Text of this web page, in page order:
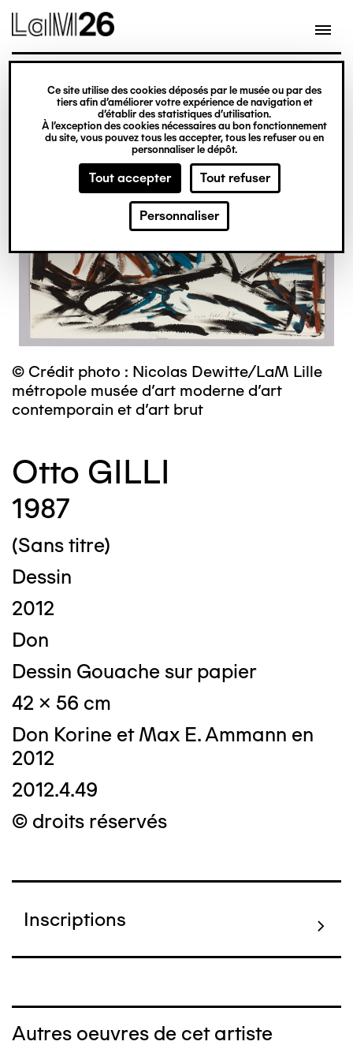
Gestion des cookies
Ce site utilise des cookies déposés par le musée ou par des
tiers afin d’améliorer votre expérience de navigation et
d’établir des statistiques d’utilisation.
À l’exception des cookies nécessaires au bon fonctionnement
du site, vous pouvez tous les accepter, tous les refuser ou en
personnaliser le dépôt.
Tout accepter Tout refuser
Personnaliser
contenu
© Crédit photo : Nicolas Dewitte/LaM Lille
métropole musée d’art moderne d’art
contemporain et d’art brut
Otto GILLI
1987
(Sans titre)
Dessin
2012
Don
Dessin Gouache sur papier
42 x 56 cm
Don Korine et Max E. Ammann en
2012
2012.4.49
© droits réservés
Inscriptions
Autres oeuvres de cet artiste